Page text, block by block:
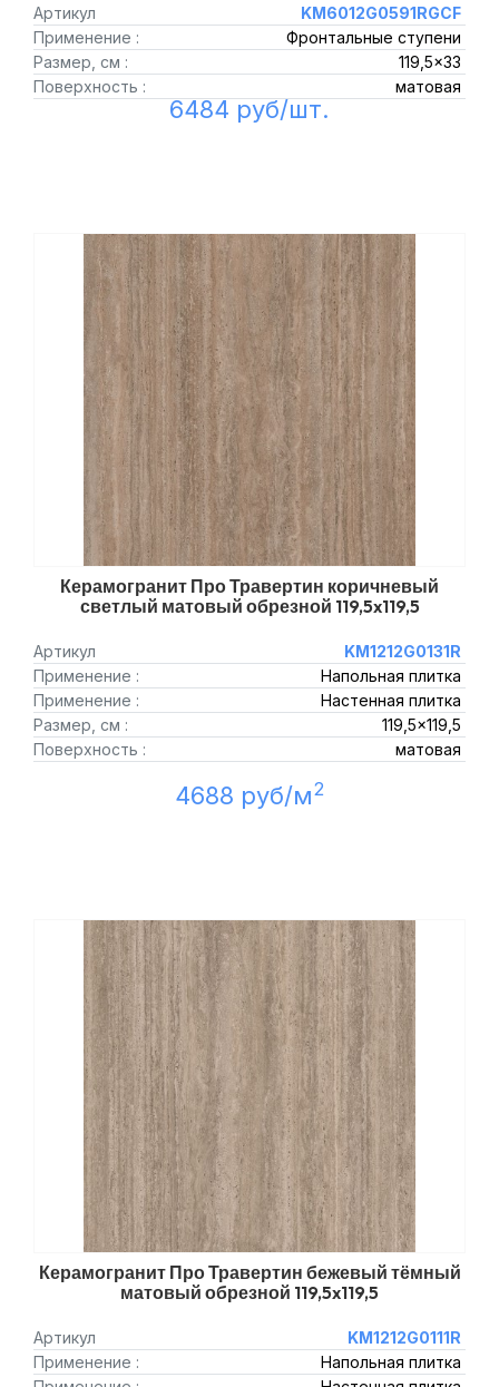
Артикул
KM6012G0591RGCF
Применение :
Фронтальные ступени
Размер, см :
119,5x33
Поверхность :
матовая
6484 руб/шт.
Керамогранит Про Травертин коричневый
светлый матовый обрезной 119,5x119,5
Артикул
KM1212G0131R
Применение :
Напольная плитка
Применение :
Настенная плитка
Размер, см :
119,5x119,5
Поверхность :
матовая
4688 руб/м2
Керамогранит Про Травертин бежевый тёмный
матовый обрезной 119,5x119,5
Артикул
KM1212G0111R
Применение :
Напольная плитка